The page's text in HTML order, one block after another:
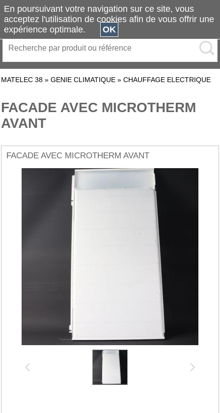
MATELEC 38 » GENIE CLIMATIQUE » CHAUFFAGE ELECTRIQUE
FACADE AVEC MICROTHERM
AVANT
FACADE AVEC MICROTHERM AVANT
En poursuivant votre navigation sur ce site, vous
acceptez l'utilisation de cookies afin de vous offrir une
expérience optimale.
OK